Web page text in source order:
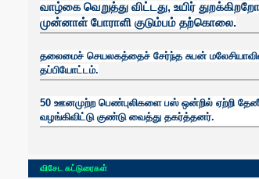
வாழ்கை வெறுத்து விட்டது, உயிர்
முன்னாள் போராளி குடும்பம் தற்கொலை.
தலைமைச் செயலகத்தைச் சேர்ந்த சுபன்
தப்பியோட்டம்.
50 ஊனமுற்ற பெண்புலிகளை பஸ் ஒன்றில் ஏற்றி
வழங்கிவிட்டு குண்டு வைத்து தகர்த்தனர்.
விசேட கட்டுரைகள்